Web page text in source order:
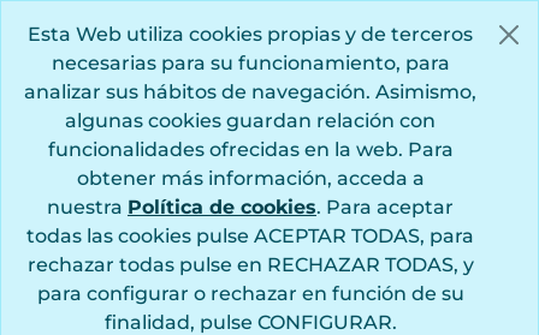
Esta Web utiliza cookies propias y de terceros
necesarias para su funcionamiento, para
analizar sus hábitos de navegación. Asimismo,
algunas cookies guardan relación con
funcionalidades ofrecidas en la web. Para
obtener más información, acceda a
nuestra Política de cookies. Para aceptar
todas las cookies pulse ACEPTAR TODAS, para
rechazar todas pulse en RECHAZAR TODAS, y
para configurar o rechazar en función de su
finalidad, pulse CONFIGURAR.